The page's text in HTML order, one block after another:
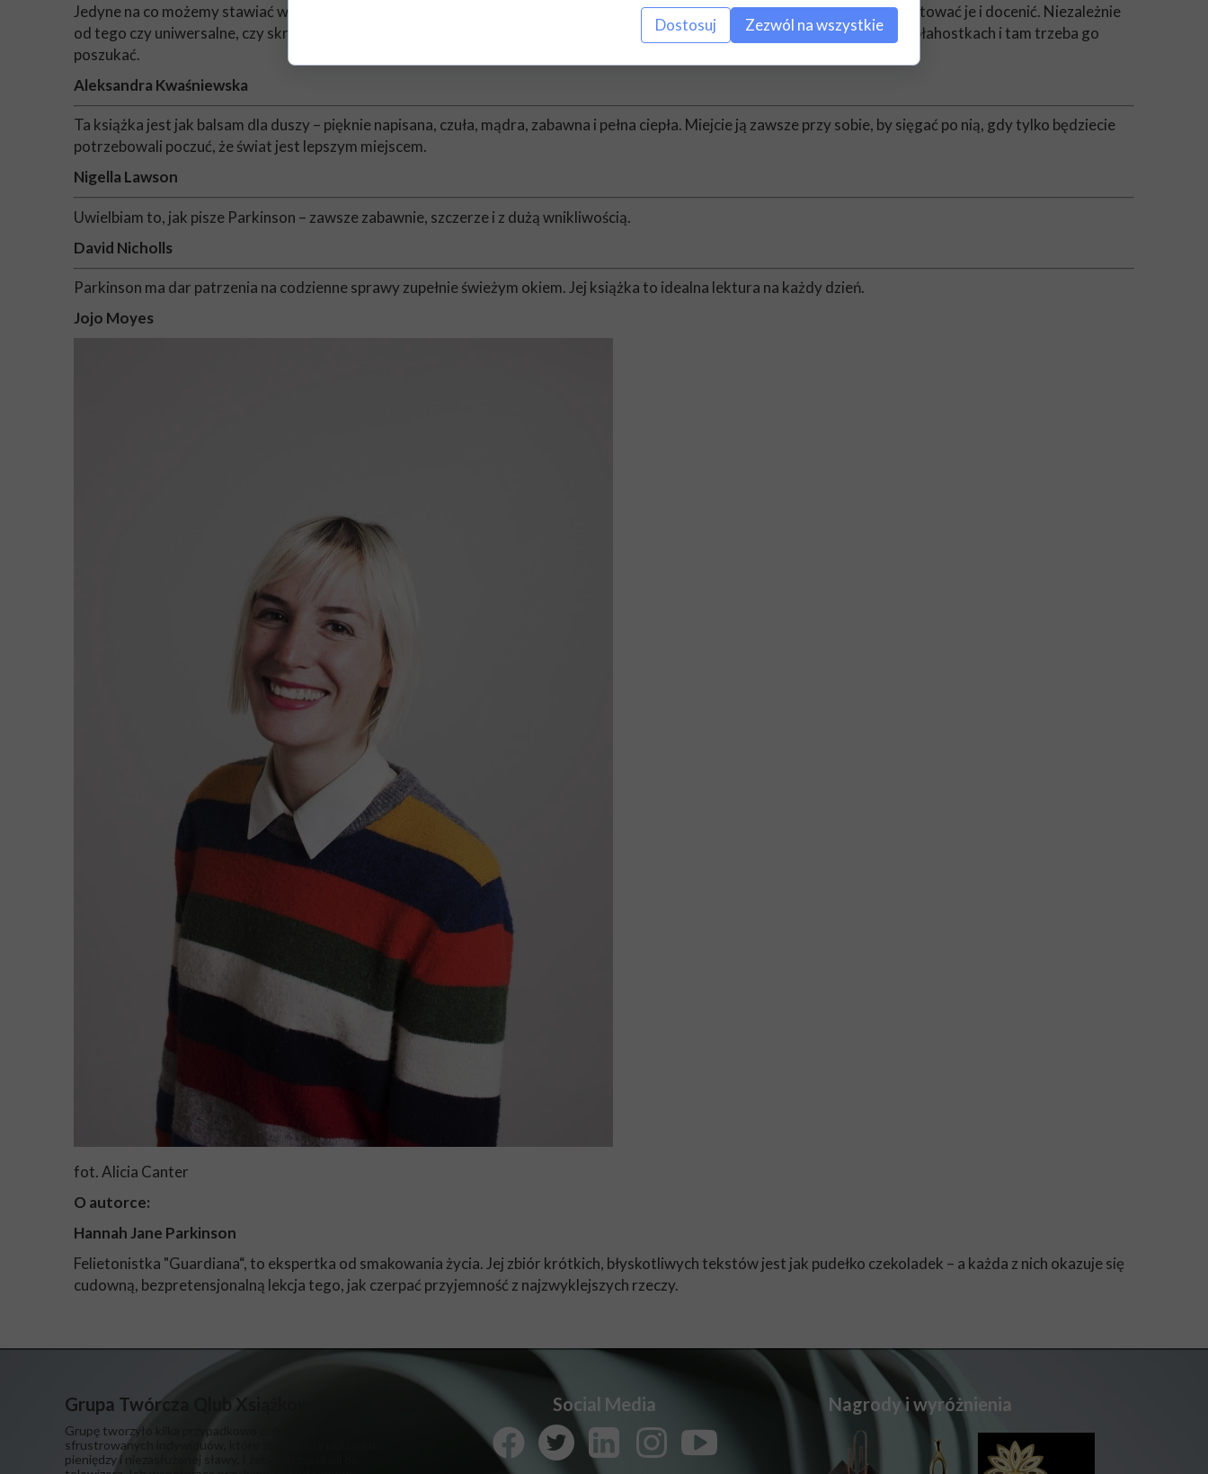
Jedyne na co możemy stawiać w trudnych czasach, to drobne przyjemności, a ta książka pomaga wyostrzyć na nie zmysły, odnotować je i docenić. Niezależnie
od tego czy uniwersalne, czy skrajnie indywidualne, czy bliskie wam, czy zupełnie obce, przypomnicie sobie, że szczęście tkwi w błahostkach i tam trzeba go
poszukać.
Aleksandra Kwaśniewska
Ta książka jest jak balsam dla duszy – pięknie napisana, czuła, mądra, zabawna i pełna ciepła. Miejcie ją zawsze przy sobie, by sięgać po nią, gdy tylko będziecie
potrzebowali poczuć, że świat jest lepszym miejscem.
Nigella Lawson
Uwielbiam to, jak pisze Parkinson – zawsze zabawnie, szczerze i z dużą wnikliwością.
David Nicholls
Parkinson ma dar patrzenia na codzienne sprawy zupełnie świeżym okiem. Jej książka to idealna lektura na każdy dzień.
Jojo Moyes
fot. Alicia Canter
O autorce:
Hannah Jane Parkinson
Felietonistka "Guardiana“, to ekspertka od smakowania życia. Jej zbiór krótkich, błyskotliwych tekstów jest jak pudełko czekoladek – a każda z nich okazuje się
cudowną, bezpretensjonalną lekcja tego, jak czerpać przyjemność z najzwyklejszych rzeczy.
Grupa Twórcza Qlub Xsiążkowy
Grupę tworzyło kilka przypadkowo dobranych,
sfrustrowanych indywiduów, które zapragnęły poklasku,
pieniędzy i niezasłużonej sławy. I żeby ich zaprosili do
Social Media Nagrody i wyróżnienia
Dostosuj Zezwól na wszystkie